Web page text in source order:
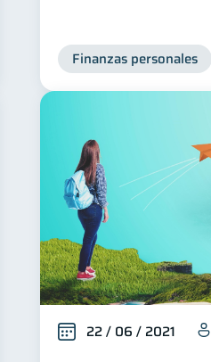
Finanzas personales
22 / 06 / 2021